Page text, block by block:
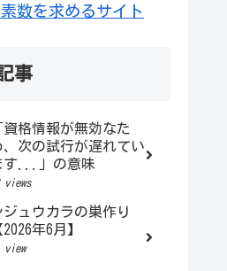
数を求めるサイト
事
資格情報が無効なた
、次の試行が遅れてい
す...」の意味
views
ジュウカラの巣作り
2026年6月】
view